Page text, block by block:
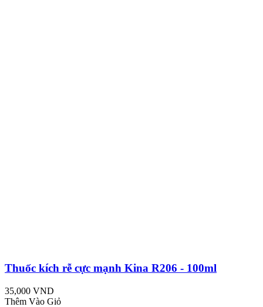
Thuốc kích rễ cực mạnh Kina R206 - 100ml
35,000 VND
Thêm Vào Giỏ